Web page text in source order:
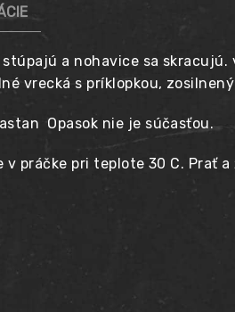
a nohavice sa
vrecká s príklopkou,
Opasok nie je súčasťou.
práčke pri teplote 30 C. Prať